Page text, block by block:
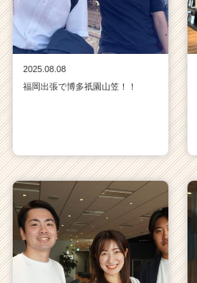
2025.08.08
福岡出張で博多祇園山笠！！